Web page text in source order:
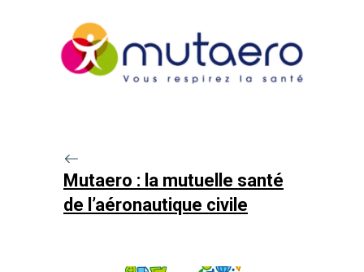
Mutaero : la mutuelle santé
de l’aéronautique civile